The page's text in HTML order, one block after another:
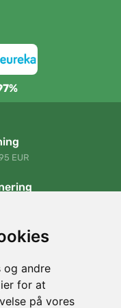
og andre
for at
på vores
EUR
når som helst inden for
mere